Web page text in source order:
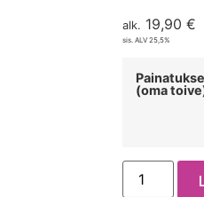
alk. 19,90€
sis. ALV 25,5%
(oma